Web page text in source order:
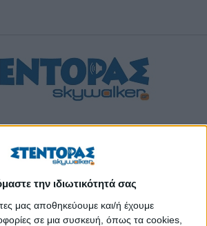
την ιδιωτικότητά σας
μας αποθηκεύουμε και/ή έχουμε
σε μια συσκευή, όπως τα cookies,
09/08/2026 11:26:55